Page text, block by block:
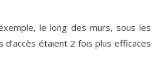
le long des murs, sous les
étaient 2 fois plus efficaces